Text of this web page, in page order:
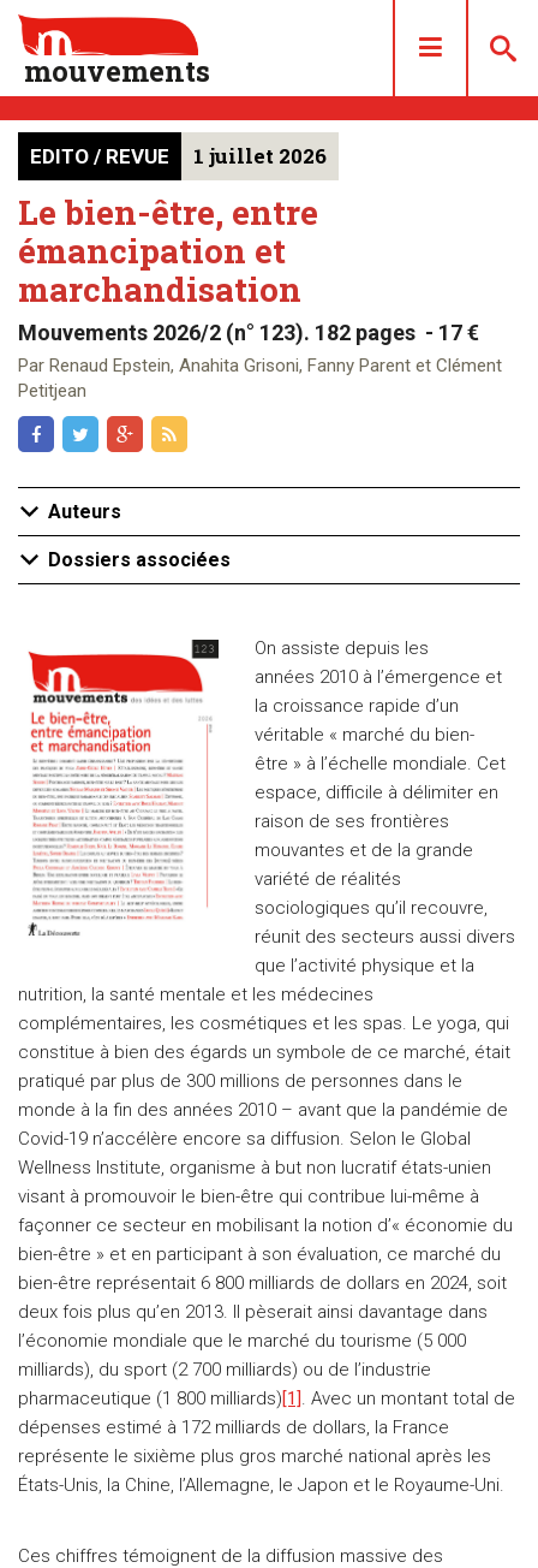
mouvements
DOSSIERS
ARTICLES
LES NUMÉROS
QUI SOMMES NOUS ?
ACHAT/ABONNEMENT
CONTACT
EDITO / REVUE 1 juillet 2026
Le bien-être, entre
émancipation et
marchandisation
Mouvements 2026/2 (n° 123). 182 pages - 17 €
Par Renaud Epstein, Anahita Grisoni, Fanny Parent et Clément
Petitjean
Auteurs
Dossiers associées
On assiste depuis les
années 2010 à l’émergence et
la croissance rapide d’un
véritable « marché du bien-
être » à l’échelle mondiale. Cet
espace, difficile à délimiter en
raison de ses frontières
mouvantes et de la grande
variété de réalités
sociologiques qu’il recouvre,
réunit des secteurs aussi divers
que l’activité physique et la
nutrition, la santé mentale et les médecines
complémentaires, les cosmétiques et les spas. Le yoga, qui
constitue à bien des égards un symbole de ce marché, était
pratiqué par plus de 300 millions de personnes dans le
monde à la fin des années 2010 – avant que la pandémie de
Covid-19 n’accélère encore sa diffusion. Selon le Global
Wellness Institute, organisme à but non lucratif états-unien
visant à promouvoir le bien-être qui contribue lui-même à
façonner ce secteur en mobilisant la notion d’« économie du
bien-être » et en participant à son évaluation, ce marché du
bien-être représentait 6 800 milliards de dollars en 2024, soit
deux fois plus qu’en 2013. Il pèserait ainsi davantage dans
l’économie mondiale que le marché du tourisme (5 000
milliards), du sport (2 700 milliards) ou de l’industrie
pharmaceutique (1 800 milliards)[1]. Avec un montant total de
dépenses estimé à 172 milliards de dollars, la France
représente le sixième plus gros marché national après les
États-Unis, la Chine, l’Allemagne, le Japon et le Royaume-Uni.
Ces chiffres témoignent de la diffusion massive des